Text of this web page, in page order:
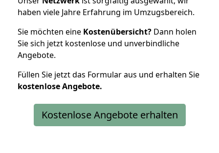
haben viele Jahre Erfahrung im Umzugsbereich.
Sie möchten eine Kostenübersicht? Dann holen
Sie sich jetzt kostenlose und unverbindliche
Angebote.
Füllen Sie jetzt das Formular aus und erhalten Sie
kostenloseAngebote.
Kostenlose Angebote erhalten